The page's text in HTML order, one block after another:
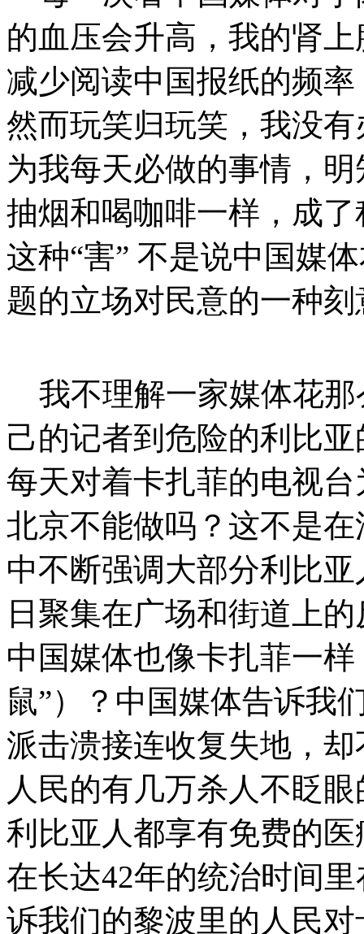
的血压会升高，我的肾
减少阅读中国报纸的频
然而玩笑归玩笑，我没
为我每天必做的事情，
抽烟和喝咖啡一样，成
这种“害” 不是说中国媒
题的立场对民意的一种
我不理解一家媒体花那
己的记者到危险的利比
每天对着卡扎菲的电视
北京不能做吗？这不是
中不断强调大部分利比
日聚集在广场和街道上
中国媒体也像卡扎菲一
鼠”）？中国媒体告诉我
派击溃接连收复失地，
人民的有几万杀人不眨
利比亚人都享有免费的
在长达42年的统治时间
诉我们的黎波里的人民